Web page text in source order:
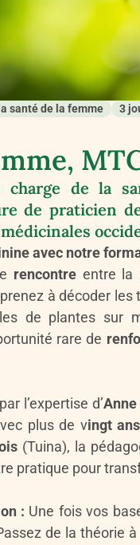
santé de la femme 3
de la
de praticien
avec notre
rencontre entre la
à décoder
de plantes sur
rare de
l’expertise d’Anne
plus de vingt
(Tuina), la
pratique pour
: Une fois vos
de la théorie